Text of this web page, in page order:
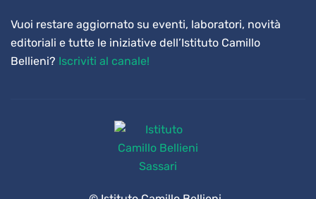
Vuoi restare aggiornato su eventi, laboratori, novità
editoriali e tutte le iniziative dell’Istituto Camillo
Bellieni? Iscriviti al canale!